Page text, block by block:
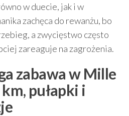
w duecie, jak i w
zachęca do rewanżu, bo
a zwycięstwo często
zareaguje na zagrożenia.
zabawa w Mille
pułapki i